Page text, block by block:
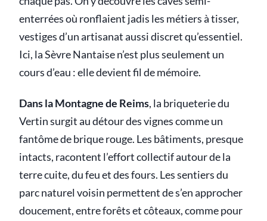
enterrées où ronflaient jadis les métiers à tisser,
vestiges d’un artisanat aussi discret qu’essentiel.
Ici, la Sèvre Nantaise n’est plus seulement un
cours d’eau : elle devient fil de mémoire.
Dans la Montagne de Reims, la briqueterie du
Vertin surgit au détour des vignes comme un
fantôme de brique rouge. Les bâtiments, presque
intacts, racontent l’effort collectif autour de la
terre cuite, du feu et des fours. Les sentiers du
parc naturel voisin permettent de s’en approcher
doucement, entre forêts et côteaux, comme pour